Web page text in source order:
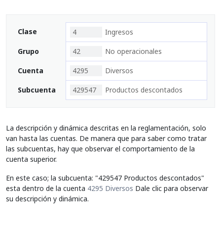
Clase 4 Ingresos
Grupo 42 No operacionales
Cuenta 4295 Diversos
Subcuenta 429547 Productos descontados
La descripción y dinámica descritas en la reglamentación, solo
van hasta las cuentas. De manera que para saber como tratar
las subcuentas, hay que observar el comportamiento de la
cuenta superior.
En este caso; la subcuenta: "429547 Productos descontados"
esta dentro de la cuenta 4295 Diversos Dale clic para observar
su descripción y dinámica.